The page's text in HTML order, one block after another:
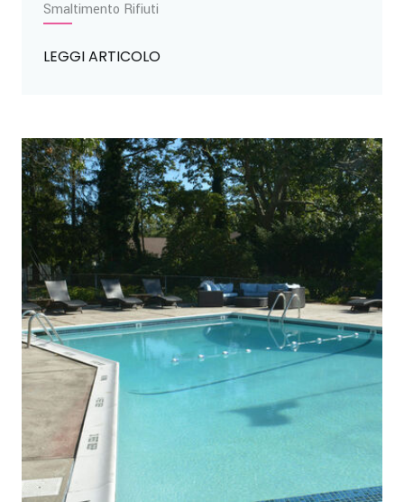
Smaltimento Rifiuti
LEGGI ARTICOLO